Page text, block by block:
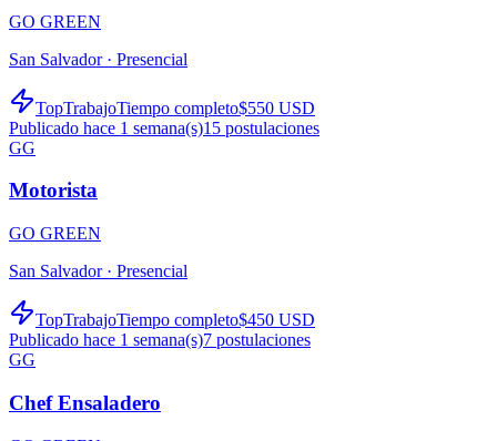
GO GREEN
San Salvador · Presencial
TopTrabajoTiempo completo$550 USD
Publicado hace 1 semana(s)15 postulaciones
GG
Motorista
GO GREEN
San Salvador · Presencial
TopTrabajoTiempo completo$450 USD
Publicado hace 1 semana(s)7 postulaciones
GG
Chef Ensaladero